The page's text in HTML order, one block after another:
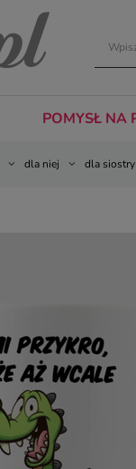
POMYSŁ NA
dla niej dla siostry